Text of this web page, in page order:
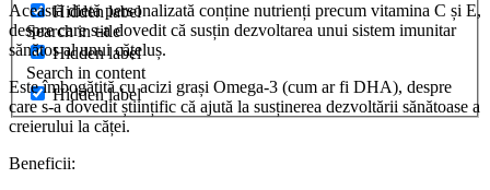
Hidden label
Search in title
Hidden label
Search in content
Hidden label
Această dietă personalizată conține nutrienți precum vitamina C și E,
despre care s-a dovedit că susțin dezvoltarea unui sistem imunitar
sănătos al unui cățeluș.
Este îmbogățită cu acizi grași Omega-3 (cum ar fi DHA), despre
care s-a dovedit științific că ajută la susținerea dezvoltării sănătoase a
creierului la căței.
Beneficii: